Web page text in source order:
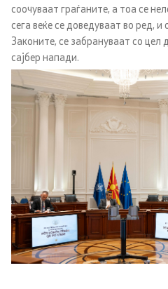
Конкурси
Завршени конкурси
Клучни активности
Национален портал за е-
Национална платформа за
Централен регистар на
Електронски систем за
соочуваат граѓаните, а тоа се
сега веќе се доведуваат во ред,
Законите, се забрануваат со цел
сајбер напади.